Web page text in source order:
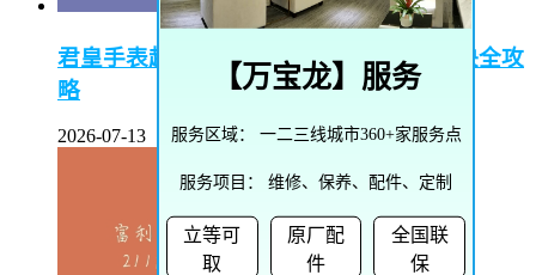
君皇手表起雾了怎么办–君皇手表起雾解决全攻
略
2026-07-13
【万宝龙】服务
服务区域： 一二三线城市360+家服务点
服务项目： 维修、保养、配件、定制
立等可
取
原厂配
件
全国联
保